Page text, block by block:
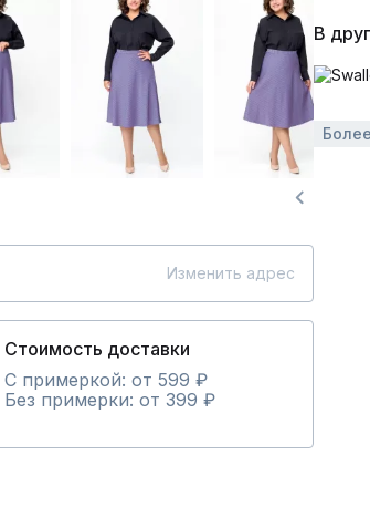
Изменить адрес
Стоимость доставки
С примеркой: от 599 ₽
Без примерки: от 399 ₽
В